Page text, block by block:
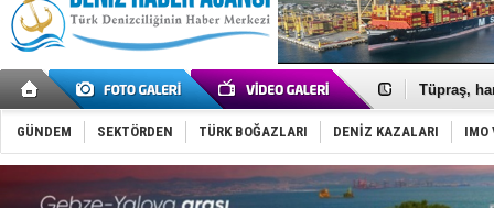
Anadolu
Derince,
İTU AUV,
LNG
PROYAD,
Türkiye-
Türk
Deniz
GÜNDEM SEKTÖRDEN TÜRK BOĞAZLARI DENİZ KAZALARI IMO